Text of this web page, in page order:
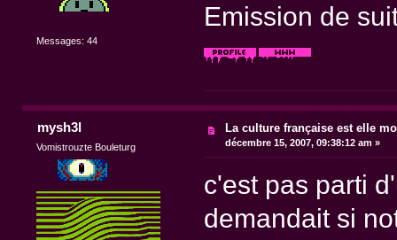
Messages: 44
Emission de
mysh3l
Vomistrouzte Bouleturg
La culture française est elle
décembre 15, 2007, 09:38:12 am »
c'est pas parti
demandait si